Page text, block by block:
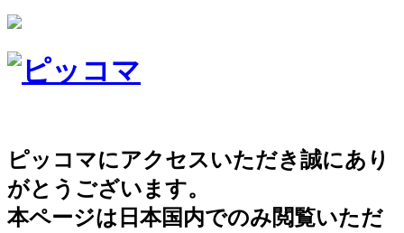
ピッコマにアクセスいただき誠にあり
がとうございます。
本ページは日本国内でのみ閲覧いただ